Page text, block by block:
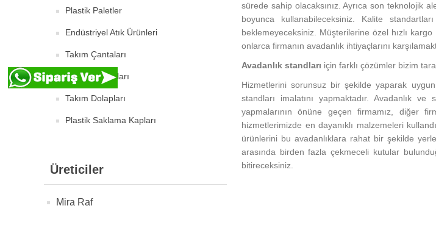
Plastik Paletler
Endüstriyel Atık Ürünleri
Takım Çantaları
Reklam Panoları
Takım Dolapları
Plastik Saklama Kapları
Üreticiler
Mira Raf
sürede sahip olacaksınız. Ayrıca son teknolojik
boyunca kullanabileceksiniz. Kalite
beklemeyeceksiniz. Müşterilerine özel hızlı
onlarca firmanın avadanlık ihtiyaçlarını
Avadanlık standları için farklı çözümler bizim
Hizmetlerini sorunsuz bir şekilde yaparak
standları imalatını yapmaktadır. Avadanlık
yapmalarının önüne geçen firmamız, diğer
hizmetlerimizde en dayanıklı malzemeleri
ürünlerini bu avadanlıklara rahat bir şekilde
arasında birden fazla çekmeceli kutular
bitireceksiniz.